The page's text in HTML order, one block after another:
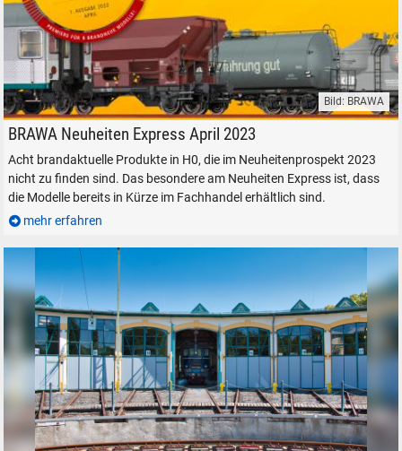
BRAWA Neuheiten Express April 2023 Modell in Spur H0
Bild: BRAWA
BRAWA Neuheiten Express April 2023
Acht brandaktuelle Produkte in H0, die im Neuheitenprospekt 2023
nicht zu finden sind. Das besondere am Neuheiten Express ist, dass
die Modelle bereits in Kürze im Fachhandel erhältlich sind.
mehr erfahren
SUCHEN
Durchsuchen